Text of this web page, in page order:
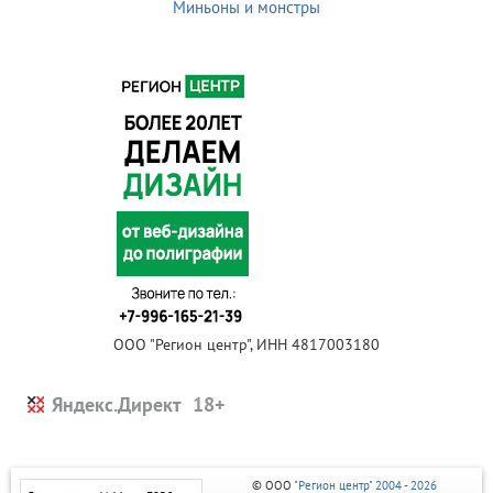
Миньоны и монстры
ООО "Регион центр", ИНН 4817003180
Яндекс.Директ
© ООО "Регион центр" 2004 - 2026